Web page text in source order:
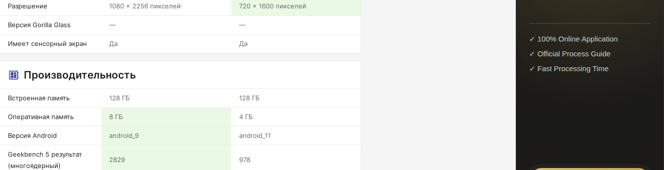
Разрешение 1080 x 2256 пикселей 720 x 1600 пикселей
Версия Gorilla Glass — —
Имеет сенсорный экран Да Да
Производительность
Встроенная память 128 ГБ 128 ГБ
Оперативная память 8 ГБ 4 ГБ
Версия Android android_9 android_11
Geekbench 5 результат
(многоядерный)
2829 978